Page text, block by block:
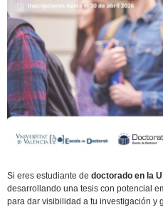
Si eres estudiante dedoctorado en la
desarrollando una tesis con potencial
para dar visibilidad a tu investigación y